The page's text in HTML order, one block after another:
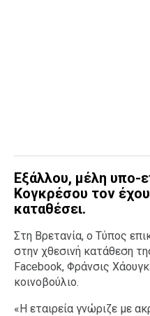
Εξάλλου, μέλη υπο-
Κογκρέσου τον
καταθέσει.
Στη Βρετανία, ο Τύπος
στην χθεσινή κατάθεση
Facebook, Φράνσις
κοινοβούλιο.
«Η εταιρεία γνώριζε με